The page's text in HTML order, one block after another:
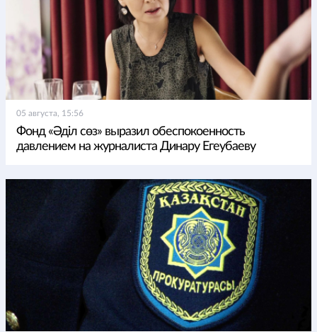
05 августа, 15:56
Фонд «Әділ сөз» выразил обеспокоенность
давлением на журналиста Динару Егеубаеву